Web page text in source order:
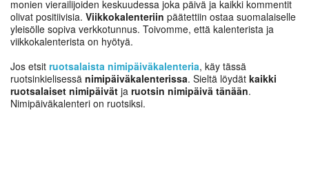
monien vierailijoiden keskuudessa joka päivä ja kaikki kommentit
olivat positiivisia. Viikkokalenteriin päätettiin ostaa suomalaiselle
yleisölle sopiva verkkotunnus. Toivomme, että kalenterista ja
viikkokalenterista on hyötyä.
Jos etsit ruotsalaista nimipäiväkalenteria, käy tässä
ruotsinkielisessä nimipäiväkalenterissa. Sieltä löydät kaikki
ruotsalaiset nimipäivät ja ruotsin nimipäivä tänään.
Nimipäiväkalenteri on ruotsiksi.